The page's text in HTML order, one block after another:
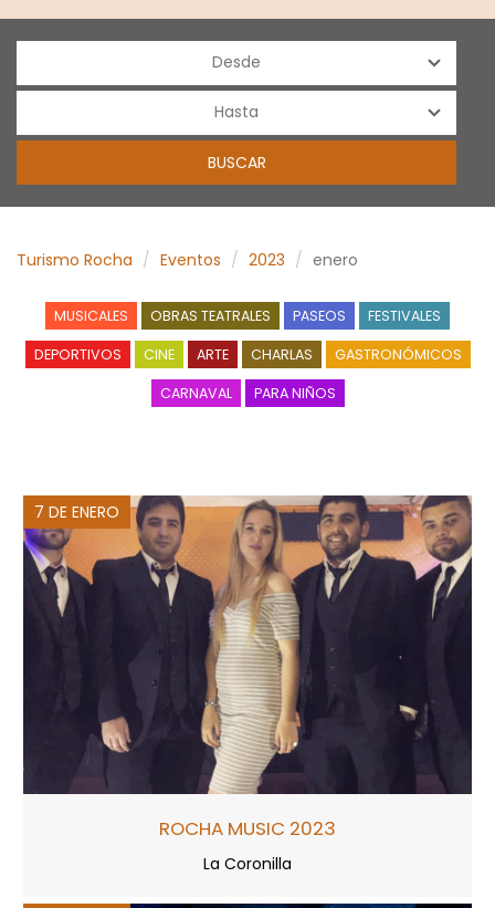
Turismo Rocha Eventos 2023 enero
MUSICALES OBRAS TEATRALES PASEOS FESTIVALES
DEPORTIVOS CINE ARTE CHARLAS GASTRONÓMICOS
CARNAVAL PARA NIÑOS
7 DE ENERO
ROCHA MUSIC 2023
La Coronilla